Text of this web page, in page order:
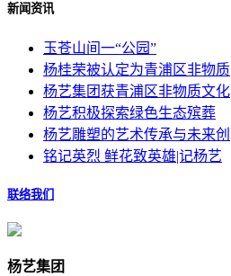
新闻资讯
玉苍山间一“公园”
杨桂荣被认定为青浦区非物质
杨艺集团获青浦区非物质文化
杨艺积极探索绿色生态殡葬
杨艺雕塑的艺术传承与未来创
铭记英烈 鲜花致英雄|记杨艺
联络我们
杨艺集团